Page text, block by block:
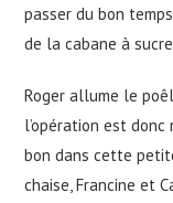
passer du bon
de la cabane à
Roger allume le
l’opération est
bon dans cette
chaise, Francine et